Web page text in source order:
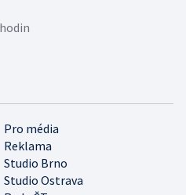
Pro média
Reklama
Studio Brno
Studio Ostrava